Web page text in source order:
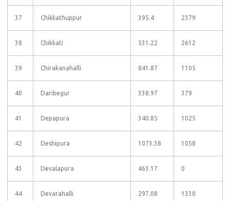
37 Chikkathuppur 395.4 2379
38 Chikkati 531.22 2612
39 Chirakanahalli 841.87 1105
40 Daribegur 338.97 379
41 Depapura 340.85 1025
42 Deshipura 1073.38 1058
43 Devalapura 463.17 0
44 Devarahalli 297.08 1330